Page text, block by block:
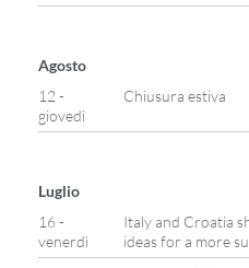
Agosto
12 -
giovedì
Chiusura estiva
Luglio
16 -
venerdì
Italy and Croatia
ideas for a more